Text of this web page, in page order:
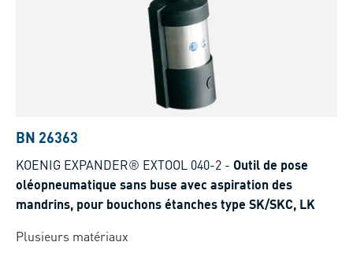
BN 26363
KOENIG EXPANDER® EXTOOL 040-2 - Outil de pose
oléopneumatique sans buse avec aspiration des
mandrins, pour bouchons étanches type SK/SKC, LK
Plusieurs matériaux